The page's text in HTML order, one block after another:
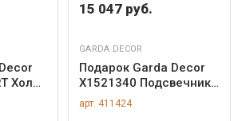
15 047 руб.
GARDA DECOR
Подарок Garda Decor
X1521340 Подсвечник
"хрустальный"
9*7*25см арт.
арт. 411424